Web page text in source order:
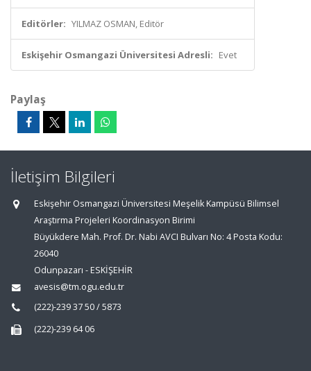
Editörler: YILMAZ OSMAN, Editör
Eskişehir Osmangazi Üniversitesi Adresli: Evet
Paylaş
İletişim Bilgileri
Eskişehir Osmangazi Üniversitesi Meşelik Kampüsü Bilimsel
Araştırma Projeleri Koordinasyon Birimi
Büyükdere Mah. Prof. Dr. Nabi AVCI Bulvarı No: 4 Posta Kodu:
26040
Odunpazarı - ESKİŞEHİR
avesis@tm.ogu.edu.tr
(222)-239 37 50 / 5873
(222)-239 64 06